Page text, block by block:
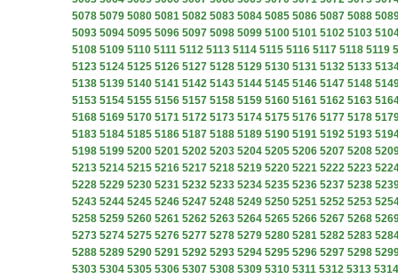
5078 5079 5080 5081 5082 5083 5084 5085 5086 5087 5088
5093 5094 5095 5096 5097 5098 5099 5100 5101 5102 5103
5108 5109 5110 5111 5112 5113 5114 5115 5116 5117 5118 5119
5123 5124 5125 5126 5127 5128 5129 5130 5131 5132 5133
5138 5139 5140 5141 5142 5143 5144 5145 5146 5147 5148
5153 5154 5155 5156 5157 5158 5159 5160 5161 5162 5163
5168 5169 5170 5171 5172 5173 5174 5175 5176 5177 5178
5183 5184 5185 5186 5187 5188 5189 5190 5191 5192 5193
5198 5199 5200 5201 5202 5203 5204 5205 5206 5207 5208
5213 5214 5215 5216 5217 5218 5219 5220 5221 5222 5223
5228 5229 5230 5231 5232 5233 5234 5235 5236 5237 5238
5243 5244 5245 5246 5247 5248 5249 5250 5251 5252 5253
5258 5259 5260 5261 5262 5263 5264 5265 5266 5267 5268
5273 5274 5275 5276 5277 5278 5279 5280 5281 5282 5283
5288 5289 5290 5291 5292 5293 5294 5295 5296 5297 5298
5303 5304 5305 5306 5307 5308 5309 5310 5311 5312 5313 5314